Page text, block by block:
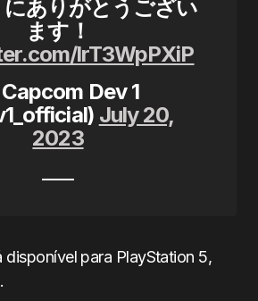
ありがとうござい
ます！
lrT3WpPXiP
Dev 1
July 20,
2023
disponível para PlayStation 5,